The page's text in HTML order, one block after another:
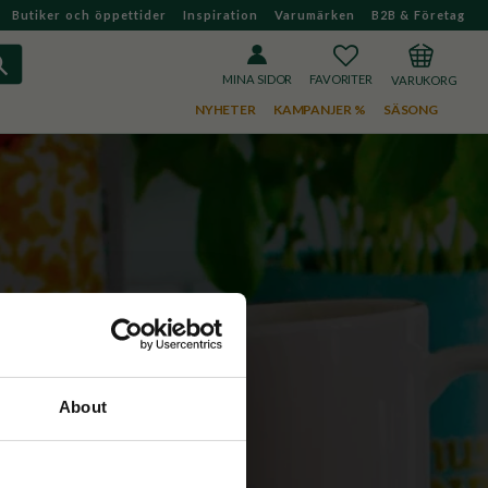
About
Butiker och öppettider Inspiration Varumärken B2B & Företag
MINA SIDOR
FAVORITERKUNDVAGN
NYHETER KAMPANJER % SÄSONG